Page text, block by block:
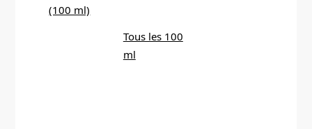
(100 ml)
Tous les 100
ml